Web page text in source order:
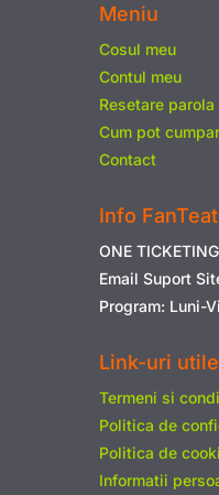
Meniu
Cosul meu
Contul meu
Resetare parola
Cum pot
Contact
Info
ONE
Email Suport
Program: Luni-
Link-uri utile
Termeni si
Politica de
Politica de
Informatii